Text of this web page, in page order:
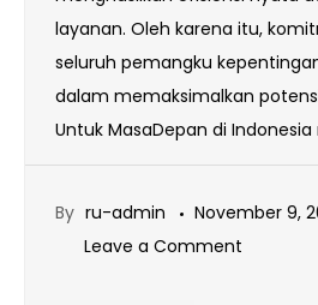
layanan. Oleh karena itu,
seluruh pemangku
dalam memaksimalkan
Untuk MasaDepan di
By ru-admin November 9,
Leave a Comment